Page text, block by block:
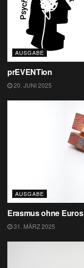
AUSGABE
prEVENTion
20. JUNI 2025
AUSGABE
Erasmus ohne Euros
31. MÄRZ 2025